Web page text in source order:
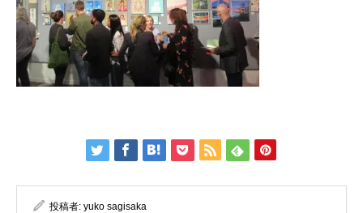
投稿者: yuko sagisaka